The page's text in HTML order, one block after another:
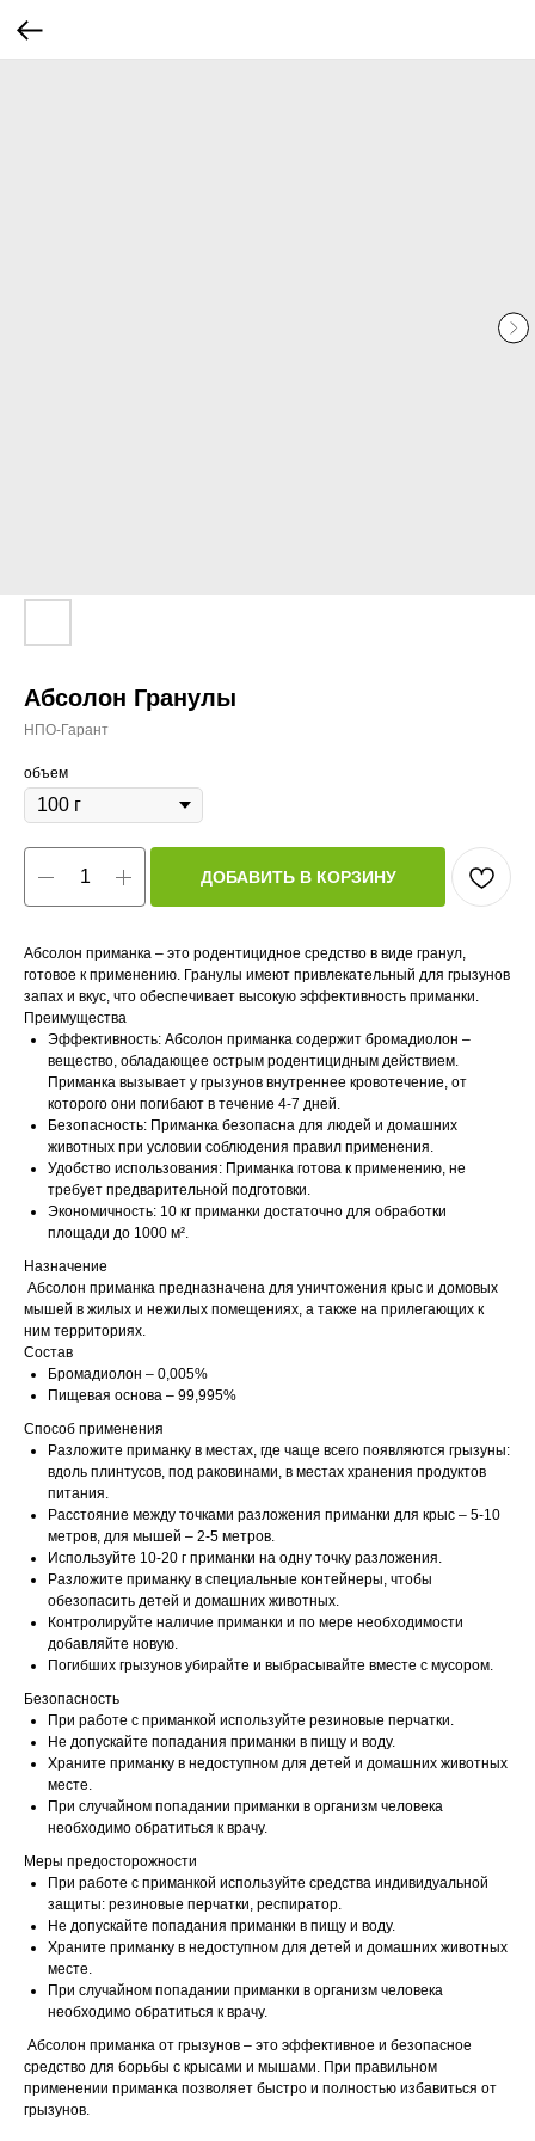
Абсолон Гранулы
НПО-Гарант
объем
ДОБАВИТЬ В КОРЗИНУ
Абсолон приманка – это родентицидное средство в виде гранул,
готовое к применению. Гранулы имеют привлекательный для грызунов
запах и вкус, что обеспечивает высокую эффективность приманки.
Преимущества
Эффективность: Абсолон приманка содержит бромадиолон –
вещество, обладающее острым родентицидным действием.
Приманка вызывает у грызунов внутреннее кровотечение, от
которого они погибают в течение 4-7 дней.
Безопасность: Приманка безопасна для людей и домашних
животных при условии соблюдения правил применения.
Удобство использования: Приманка готова к применению, не
требует предварительной подготовки.
Экономичность: 10 кг приманки достаточно для обработки
площади до 1000 м².
Назначение
Абсолон приманка предназначена для уничтожения крыс и домовых
мышей в жилых и нежилых помещениях, а также на прилегающих к
ним территориях.
Состав
Бромадиолон – 0,005%
Пищевая основа – 99,995%
Способ применения
Разложите приманку в местах, где чаще всего появляются грызуны:
вдоль плинтусов, под раковинами, в местах хранения продуктов
питания.
Расстояние между точками разложения приманки для крыс – 5-10
метров, для мышей – 2-5 метров.
Используйте 10-20 г приманки на одну точку разложения.
Разложите приманку в специальные контейнеры, чтобы
обезопасить детей и домашних животных.
Контролируйте наличие приманки и по мере необходимости
добавляйте новую.
Погибших грызунов убирайте и выбрасывайте вместе с мусором.
Безопасность
При работе с приманкой используйте резиновые перчатки.
Не допускайте попадания приманки в пищу и воду.
Храните приманку в недоступном для детей и домашних животных
месте.
При случайном попадании приманки в организм человека
необходимо обратиться к врачу.
Меры предосторожности
При работе с приманкой используйте средства индивидуальной
защиты: резиновые перчатки, респиратор.
Не допускайте попадания приманки в пищу и воду.
Храните приманку в недоступном для детей и домашних животных
месте.
При случайном попадании приманки в организм человека
необходимо обратиться к врачу.
Абсолон приманка от грызунов – это эффективное и безопасное
средство для борьбы с крысами и мышами. При правильном
применении приманка позволяет быстро и полностью избавиться от
грызунов.